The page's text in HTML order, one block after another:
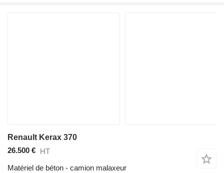
Renault Kerax 370
26.500 € HT
Matériel de béton - camion malaxeur